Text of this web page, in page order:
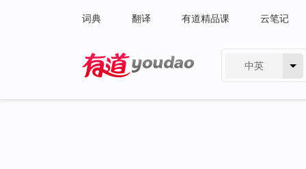
词典 翻译 有道精品课 云笔记
中英